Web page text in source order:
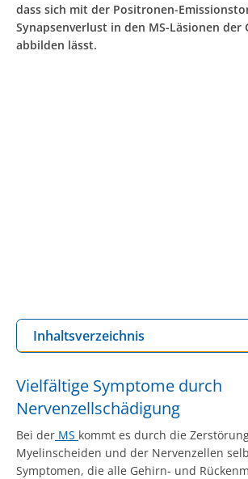
dass sich mit der Positronen-
Synapsenverlust in den MS-Läsionen
abbilden lässt.
Inhaltsverzeichnis
Vielfältige Symptome durch
Nervenzellschädigung
Bei der MS kommt es durch die
Myelinscheiden und der Nervenzellen
Symptomen, die alle Gehirn- und